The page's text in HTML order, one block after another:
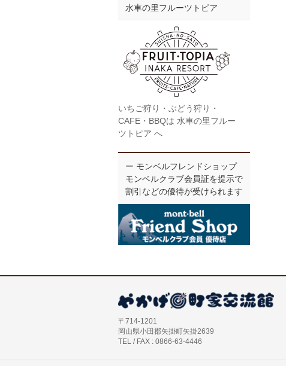
水車の里フルーツトピア
いちご狩り・ぶどう狩り・
CAFE・BBQは 水車の里フルー
ツトピア へ
ー モンベルフレンドショップ
モンベルクラブ会員証を提示で
割引などの優待が受けられます
〒714-1201
岡山県小田郡矢掛町矢掛2639
TEL / FAX : 0866-63-4446